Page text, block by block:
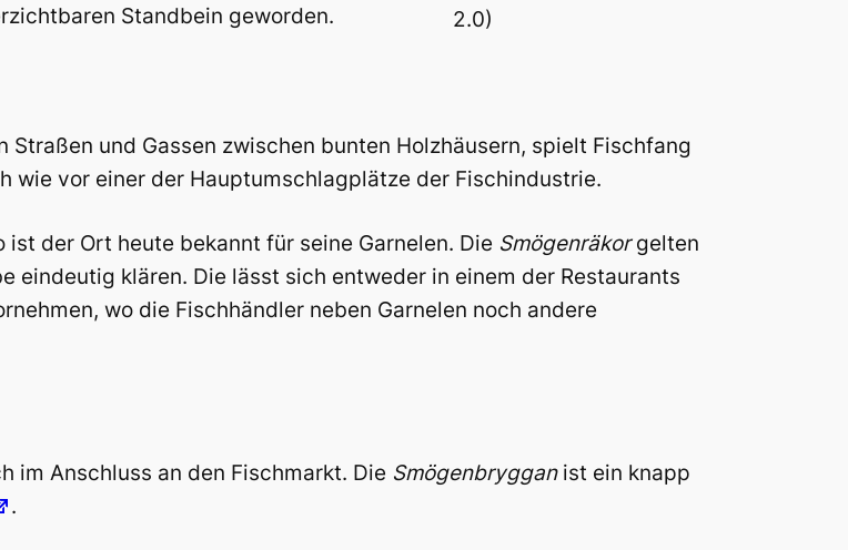
2.0)
Standbein geworden.
und Gassen zwischen bunten Holzhäusern, spielt Fischfang
wie vor einer der Hauptumschlagplätze der Fischindustrie.
der Ort heute bekannt für seine Garnelen. Die Smögenräkorgelten
eindeutig klären. Die lässt sich entweder in einem der Restaurants
wo die Fischhändler neben Garnelen noch andere
im Anschluss an den Fischmarkt. Die Smögenbrygganist ein knapp
.